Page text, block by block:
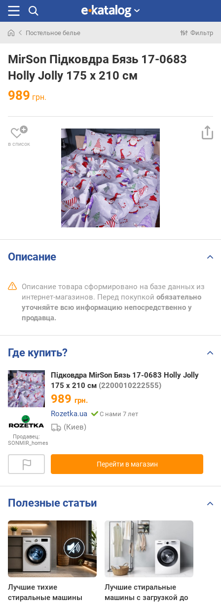
раньше
Постельное белье Фильтр
MirSon Підковдра Бязь 17-0683
Holly Jolly 175 x 210 см
989 грн.
в список
Описание
Описание товара сформировано на базе данных из
интернет-магазинов. Перед покупкой обязательно
уточняйте всю информацию непосредственно у
продавца.
Где купить?
Продавец:
SONMIR_homes
Підковдра MirSon Бязь 17-0683 Holly Jolly
175 x 210 см (2200010222555)
989 грн.
Rozetka.ua
С нами 7 лет
(Киев)
Перейти в магазин
Полезные статьи
Лучшие тихие
стиральные машины
Лучшие стиральные
машины с загрузкой до